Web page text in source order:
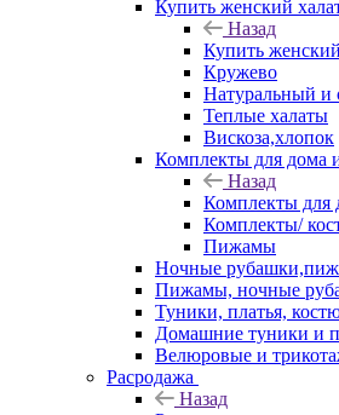
Купить женский
Назад
Купить
Кружево
Натуральный
Теплые халаты
Вискоза,хлопок
Комплекты для дома
Назад
Комплекты для
Комплекты/
Пижамы
Ночные
Пижамы, ночные
Туники, платья,
Домашние туники и
Велюровые и
Расродажа
Назад